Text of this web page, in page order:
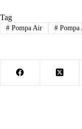
Tag
#Pompa Air #Pompa